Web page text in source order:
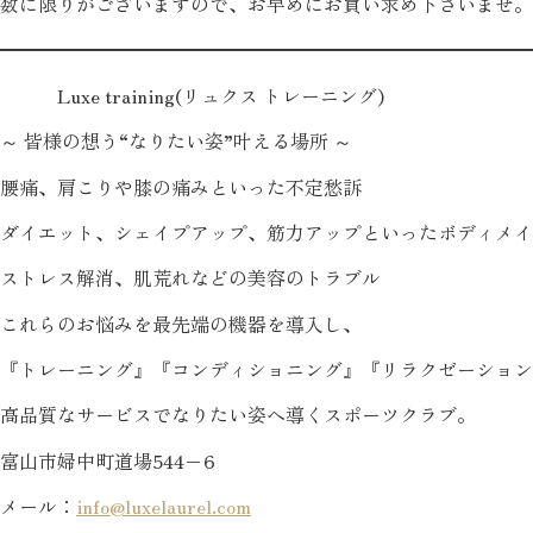
Luxe training(リュクス トレーニング)
～ 皆様の想う“なりたい姿”叶える場所 ～
腰痛、肩こりや膝の痛みといった不定愁訴
ダイエット、シェイプアップ、筋力アップといったボディメ
ストレス解消、肌荒れなどの美容のトラブル
これらのお悩みを最先端の機器を導入し、
『トレーニング』『コンディショニング』『リラクゼーショ
高品質なサービスでなりたい姿へ導くスポーツクラブ。
富山市婦中町道場544−6
メール： info@luxelaurel.com